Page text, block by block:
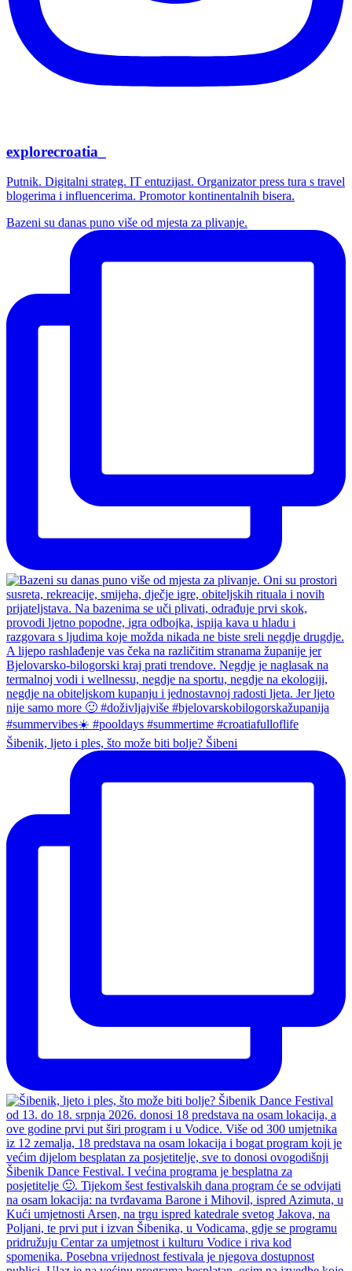
explorecroatia_
Putnik. Digitalni strateg. IT entuzijast. Organizator press tura s travel
blogerima i influencerima. Promotor kontinentalnih bisera.
Bazeni su danas puno više od mjesta za plivanje.
Šibenik, ljeto i ples, što može biti bolje? Šibeni